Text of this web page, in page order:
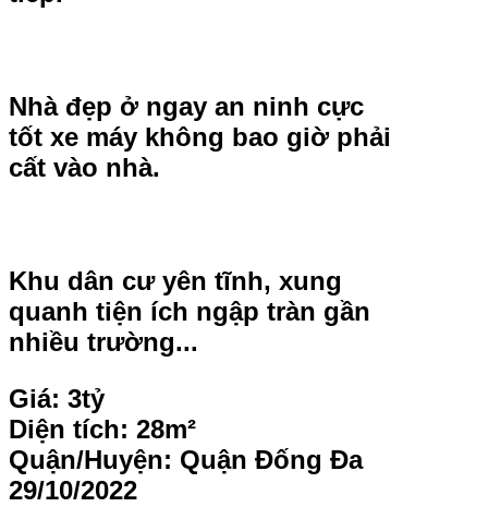
Nhà đẹp ở ngay an ninh cực
tốt xe máy không bao giờ phải
cất vào nhà.
Khu dân cư yên tĩnh, xung
quanh tiện ích ngập tràn gần
nhiều trường...
Giá: 3tỷ
Diện tích: 28m²
Quận/Huyện: Quận Đống Đa
29/10/2022